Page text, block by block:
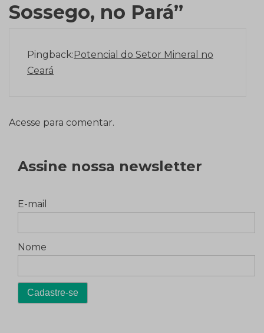
Sossego, no Pará”
Pingback: Potencial do Setor Mineral no
Ceará
Acesse para comentar.
Assine nossa newsletter
E-mail
Nome